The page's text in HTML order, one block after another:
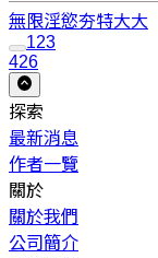
無限淫慾夯特大大
123
426
探索
最新消息
作者一覽
關於
關於我們
公司簡介